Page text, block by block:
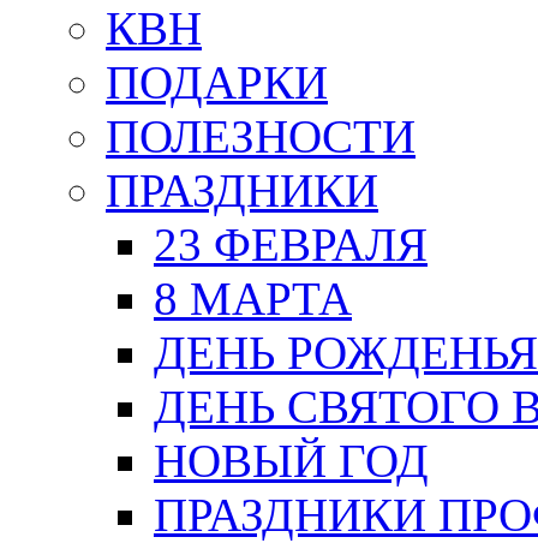
КВН
ПОДАРКИ
ПОЛЕЗНОСТИ
ПРАЗДНИКИ
23 ФЕВРАЛЯ
8 МАРТА
ДЕНЬ РОЖДЕНЬЯ
ДЕНЬ СВЯТОГО
НОВЫЙ ГОД
ПРАЗДНИКИ